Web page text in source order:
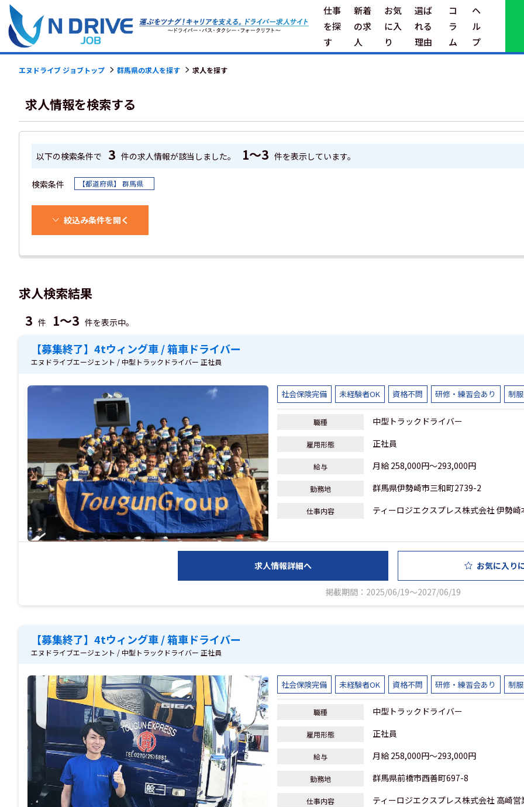
仕事
を探
す
新着
の求
人
お気
に入
り
選ば
れる
理由
コ
ラ
ム
ヘ
ル
プ
エヌドライブ ジョブトップ 群馬県の求人を探す 求人を探す
求人情報を検索する
以下の検索条件で 3 件の求人情報が該当しました。 1～3 件を表示しています。
検索条件 【都道府県】 群馬県
絞込み条件を開く
求人検索結果
3 件 1～3 件を表示中。
【募集終了】4tウィング車 / 箱車ドライバー
エヌドライブエージェント / 中型トラックドライバー 正社員
社会保険完備 未経験者OK 資格不問 研修・練習会あり 制
職種 中型トラックドライバー
雇用形態 正社員
給与 月給 258,000円～293,000円
勤務地 群馬県伊勢崎市三和町2739-2
仕事内容 ティーロジエクスプレス株式会社 伊勢
求人情報詳細へ お気に入り
掲載期間：2025/06/19～2027/06/19
【募集終了】4tウィング車 / 箱車ドライバー
エヌドライブエージェント / 中型トラックドライバー 正社員
社会保険完備 未経験者OK 資格不問 研修・練習会あり 制
職種 中型トラックドライバー
雇用形態 正社員
給与 月給 258,000円～293,000円
勤務地 群馬県前橋市西善町697-8
仕事内容 ティーロジエクスプレス株式会社 高崎